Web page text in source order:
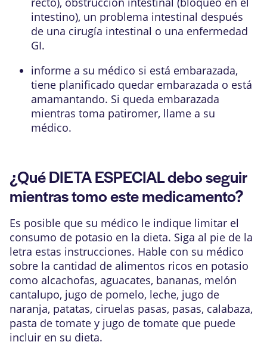
intestino), un problema intestinal después
de una cirugía intestinal o una enfermedad
GI.
informe a su médico si está embarazada,
tiene planificado quedar embarazada o está
amamantando. Si queda embarazada
mientras toma patiromer, llame a su
médico.
¿Qué DIETA ESPECIAL debo seguir
mientras tomo este medicamento?
Es posible que su médico le indique limitar el
consumo de potasio en la dieta. Siga al pie de la
letra estas instrucciones. Hable con su médico
sobre la cantidad de alimentos ricos en potasio
como alcachofas, aguacates, bananas, melón
cantalupo, jugo de pomelo, leche, jugo de
naranja, patatas, ciruelas pasas, pasas, calabaza,
pasta de tomate y jugo de tomate que puede
incluir en su dieta.